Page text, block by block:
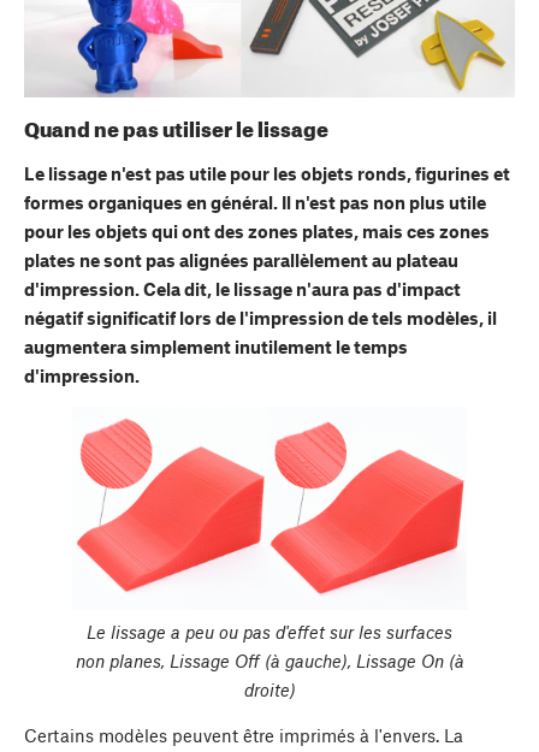
Quand ne pas utiliser le lissage
Le lissage n'est pas utile pour les objets ronds, figurines et
formes organiques en général. Il n'est pas non plus utile
pour les objets qui ont des zones plates, mais ces zones
plates ne sont pas alignées parallèlement au plateau
d'impression. Cela dit, le lissage n'aura pas d'impact
négatif significatif lors de l'impression de tels modèles, il
augmentera simplement inutilement le temps
d'impression.
Le lissage a peu ou pas d'effet sur les surfaces
non planes, Lissage Off (à gauche), Lissage On (à
droite)
Certains modèles peuvent être imprimés à l'envers. La